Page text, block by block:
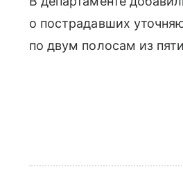
о пострадавших
по двум полосам из